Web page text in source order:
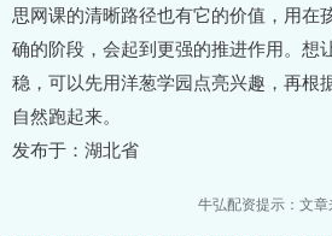
思网课的清晰路径也有它的价值，用在
确的阶段，会起到更强的推进作用。想
稳，可以先用洋葱学园点亮兴趣，再根
自然跑起来。
发布于：湖北省
牛弘配资提示：文章